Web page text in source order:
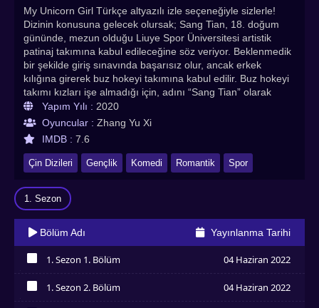
My Unicorn Girl Türkçe altyazılı izle seçeneğiyle sizlerle!
Dizinin konusuna gelecek olursak; Sang Tian, 18. doğum
gününde, mezun olduğu Liuye Spor Üniversitesi artistik
patinaj takımına kabul edileceğine söz veriyor. Beklenmedik
bir şekilde giriş sınavında başarısız olur, ancak erkek
kılığına girerek buz hokeyi takımına kabul edilir. Buz hokeyi
takımı kızları işe almadığı için, adını “Sang Tian” olarak
değiştirmesi ve kendini erkek kılığına sokması gerekiyordu.
Planın mükemmel olduğunu düşündü, ama Wen Bing'in
ortaya çıkması ona çok fazla sorun çıkardı. İkisi okul
dışında düşmandı, ancak şimdi aynı yurtta yaşamak
zorundaydı. Birbirleriyle tekrar yüzleştikten sonra, ikisinin
birbirlerine olan düşmanlığı hayranlığa dönüşür. Kısaca ana
karakterlerden bahsedeyim. Guan Hong Wen Bing
rolündedir. Mükemmel bir buz hokeyi oyuncusudur. Wen
Bing şiddetli yüz körlüğünden muzdariptir, ancak Sang
Tian'ın yüzünü net bir şekilde görebildiğini fark eder. Wen
Bing yanlışlıkla Sang Tian'ın bir kız olduğunu keşfeder, bu
yüzden onu gizlice korur. Birlikte yaşadıkları süre boyunca
Sang Tian rolündedir. Pozitif ve enerjik bir kız. Artistik
Yapım Yılı : 2020
Oyuncular : Zhang Yu Xi
IMDB : 7.6
Çin Dizileri Gençlik Komedi Romantik Spor
1. Sezon
Bölüm Adı Yayınlanma Tarihi
1. Sezon 1. Bölüm 04 Haziran 2022
1. Sezon 2. Bölüm 04 Haziran 2022